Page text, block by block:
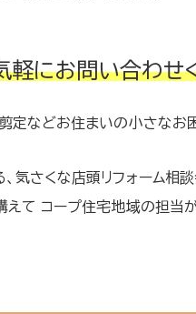
にお問い合わせ
定などお住まいの小さなお
気さくな店頭リフォーム相談
て コープ住宅地域の担当が